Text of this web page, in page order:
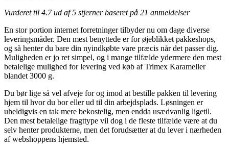
Vurderet til 4.7ud af 5 stjerner baseret på 21 anmeldelser
En stor portion internet forretninger tilbyder nu om dage diverse
leveringsmåder. Den mest benyttede er for øjeblikket pakkeshops,
og så henter du bare din nyindkøbte vare præcis når det passer dig.
Muligheden er jo ret simpel, og i mange tilfælde ydermere den mest
betalelige mulighed for levering ved køb af Trimex Karameller
blandet 3000 g.
Du bør lige så vel afveje for og imod at bestille pakken til levering
hjem til hvor du bor eller ud til din arbejdsplads. Løsningen er
uheldigvis en tak mere bekostelig, men endda usædvanlig ligetil.
Den mest betalelige fragttype vil dog i de fleste tilfælde være at du
selv henter produkterne, men det forudsætter at du lever i nærheden
af webshoppens hjemsted.